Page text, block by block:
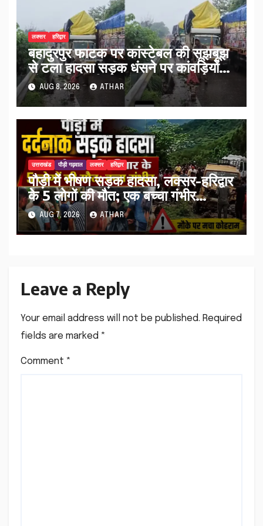
लक्सर हरिद्वार
बहादुरपुर फाटक पर कांस्टेबल की सूझबूझ
से टला हादसा सड़क धंसने पर कांवड़ियों
को किया अलर्ट…
AUG 8, 2026 ATHAR
उत्तराखंड पौड़ी गढ़वाल लक्सर हरिद्वार
पौड़ी में भीषण सड़क हादसा, लक्सर-हरिद्वार
के 5 लोगों की मौत; एक बच्चा गंभीर
घायल…
AUG 7, 2026 ATHAR
Leave a Reply
Your email address will not be published. Required
fields are marked *
Comment *